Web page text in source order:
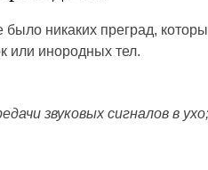
никаких преград,
или инородных тел.
звуковых сигналов в ухо;